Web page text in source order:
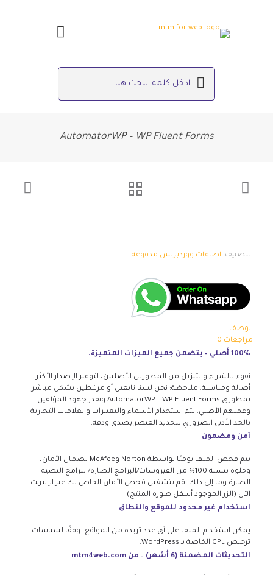
AutomatorWP – WP Fluent Forms
التصنيف: اضافات ووردبريس مدفوعه
الوصف
مراجعات 0
100% أصلي – يتضمن جميع الميزات المتميزة.
نقوم بالشراء والتنزيل من المطورين الأصليين، لتوفير الإصدار الأكثر
أصالة ومناسبة. ملاحظة: نحن لسنا تابعين أو مرتبطين بشكل مباشر
بمطوري AutomatorWP – WP Fluent Forms ونقدر جهود المؤلفين
وعملهم الأصلي. يتم استخدام الأسماء والتعبيرات والعلامات التجارية
بالحد الأدنى الضروري لتحديد العنصر بصدق ودقة.
آمن ومضمون
يتم فحص الملف يوميًا بواسطة Norton وMcAfee لضمان الأمان،
وخلوه بنسبة 100% من الفيروسات/البرامج الضارة/البرامج النصية
الضارة وما إلى ذلك. قم بتشغيل فحص الأمان الخاص بك عبر الإنترنت
الآن (الزر الموجود أسفل صورة المنتج).
استخدام غير محدود للموقع والنطاق
يمكن استخدام الملف على أي عدد تريده من المواقع، وفقًا لسياسات
ترخيص GPL الخاصة بـ WordPress.
التحديثات المضمنة (6 أشهر) – من mtm4web.com